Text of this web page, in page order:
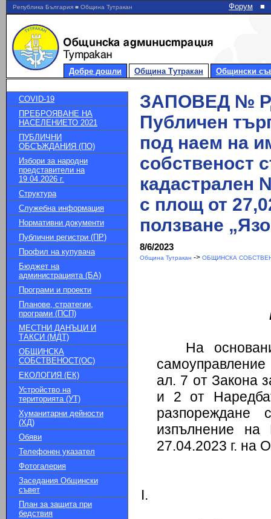
Република България ■ Община Тутракан Форум ■
Добре дошли Община Тутракан Общински
COVID-19
ПРЕБРОЯВАНЕ НА
НАСЕЛЕНИЕТО 2021
ПУБЛИЧНИ
ОБСЪЖДАНИЯ (ПО)
Избори за народни
представители на
19.04.2026 г.
Структура
Служебна информация
Нормативни документи
Публични регистри (ПР)
Профил на купувача
Бюджет на
администрацията (БА)
Програми и проекти
Планове, стратегии,
програми (ПСП)
МЕСТНИ ДАНЪЦИ И
ТАКСИ (МДТ)
ОБЩИНСКА
СОБСТВЕНОСТ(ОС)
ЕКОЛОГИЯ (ЕК)
Устройство на
територията (УТ)
Хуманитарни дейности
(ХД)
Обяви
Телефонен указател
Фотогалерия
Заседания Общински
съвет
План за защита при
бедствия
ЗАПОВЕД №
Публичен
под наем на
собственост
кадастрален
с площ от
ползване
8/6/2023
Община Тутракан -> ОБЩИНСКА
На
ал. 7 от Закона
и 2 от
изпълнение
27.04.2023 г. на